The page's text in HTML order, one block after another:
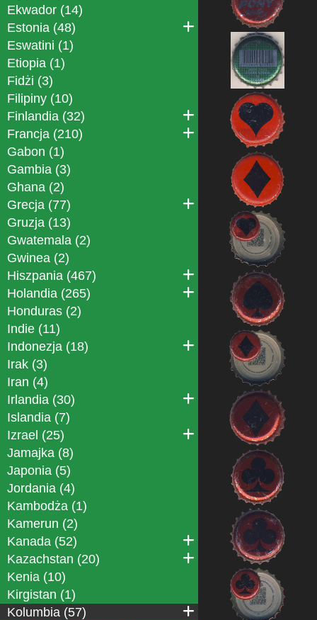
Ekwador (14)
Estonia (48)
Eswatini (1)
Etiopia (1)
Fidżi (3)
Filipiny (10)
Finlandia (32)
Francja (210)
Gabon (1)
Gambia (3)
Ghana (2)
Grecja (77)
Gruzja (13)
Gwatemala (2)
Gwinea (2)
Hiszpania (467)
Holandia (265)
Honduras (2)
Indie (11)
Indonezja (18)
Irak (3)
Iran (4)
Irlandia (30)
Islandia (7)
Izrael (25)
Jamajka (8)
Japonia (5)
Jordania (4)
Kambodża (1)
Kamerun (2)
Kanada (52)
Kazachstan (20)
Kenia (10)
Kirgistan (1)
Kolumbia (57)